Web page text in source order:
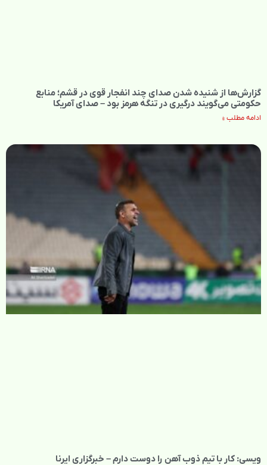
گزارش‌ها از شنیده شدن صدای چند انفجار قوی در قشم؛ منابع
حکومتی می‌گویند درگیری در تنگه هرمز بود – صدای آمریکا
ادامه مطلب »
ویسی: کار با تیم ذوب آهن را دوست دارم – خبرگزاری ایرنا